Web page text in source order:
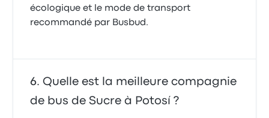
écologique et le mode de transport
recommandé par Busbud.
Quelle est la meilleure compagnie
de bus de Sucre à Potosí ?